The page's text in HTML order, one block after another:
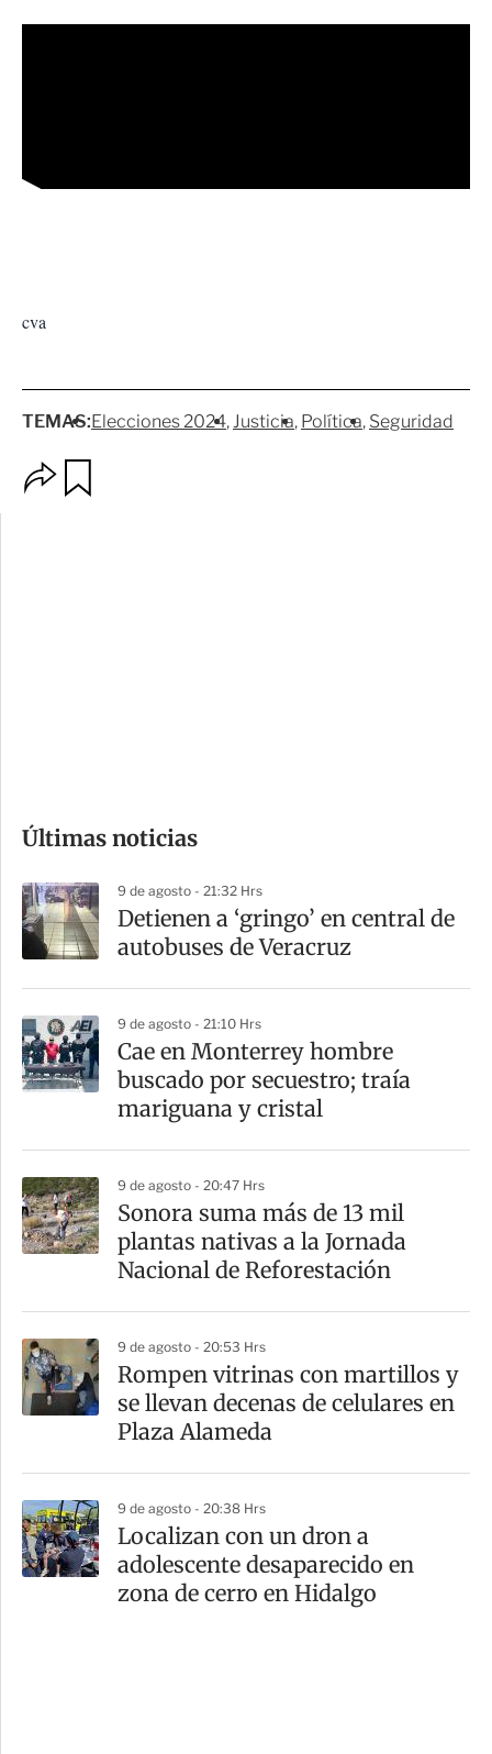
cva
TEMAS:Elecciones 2024 Justicia Política Seguridad
p
m
a
r
t
i
r
Últimas noticias
9 de agosto - 21:32 Hrs
Detienen a ‘gringo’ en central de
autobuses de Veracruz
9 de agosto - 21:10 Hrs
Cae en Monterrey hombre
buscado por secuestro; traía
mariguana y cristal
9 de agosto - 20:47 Hrs
Sonora suma más de 13 mil
plantas nativas a la Jornada
Nacional de Reforestación
9 de agosto - 20:53 Hrs
Rompen vitrinas con martillos y
se llevan decenas de celulares en
Plaza Alameda
9 de agosto - 20:38 Hrs
Localizan con un dron a
adolescente desaparecido en
zona de cerro en Hidalgo